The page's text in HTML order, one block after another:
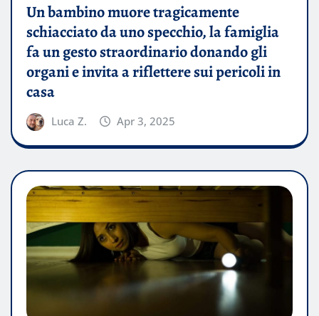
Un bambino muore tragicamente
schiacciato da uno specchio, la famiglia
fa un gesto straordinario donando gli
organi e invita a riflettere sui pericoli in
casa
Luca Z. Apr 3, 2025